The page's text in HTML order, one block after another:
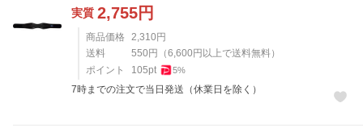
実質 2,755円
商品価格 2,310 円
送料
550 円 （6,600 円以上で送料無料）
ポイント
105pt 5%
7時までの注文で当日発送（休業日を除く）